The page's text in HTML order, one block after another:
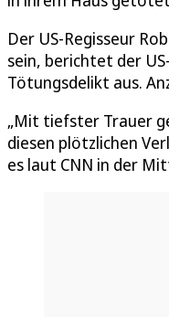
Der US-Regisseur
sein, berichtet der
Tötungsdelikt aus.
„Mit tiefster Trauer
diesen plötzlichen
es laut CNN in der